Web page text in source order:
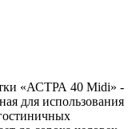
«АСТРА 40 Midi» -
для использования